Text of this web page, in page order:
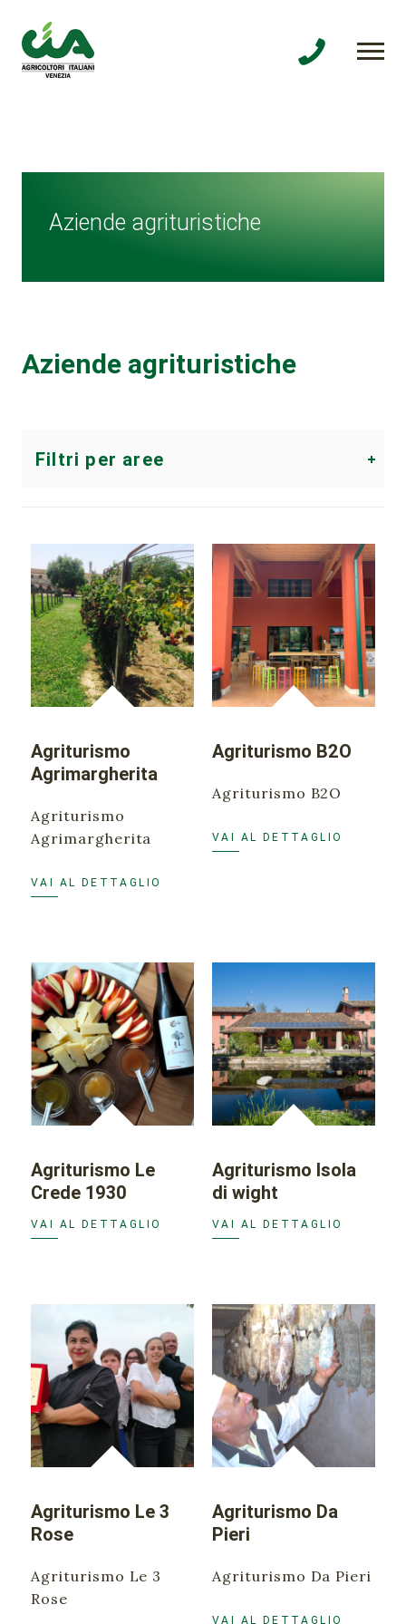
Aziende agrituristiche
Aziende agrituristiche
Filtri per aree
Area del Sandonatese
Area del Portogruarese
Area della Riviera del Brenta
Tutte le aree
Agriturismo
Agrimargherita
Agriturismo
Agrimargherita
VAI AL DETTAGLIO
Agriturismo B2O
Agriturismo B2O
VAI AL DETTAGLIO
Agriturismo Le
Crede 1930
VAI AL DETTAGLIO
Agriturismo Isola
di wight
VAI AL DETTAGLIO
Agriturismo Le 3
Rose
Agriturismo Le 3
Rose
Agriturismo Da
Pieri
Agriturismo Da Pieri
VAI AL DETTAGLIO